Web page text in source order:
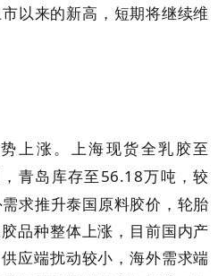
以来的新高，短期将继续维
上涨。上海现货全乳胶至
，青岛库存至 56.18万吨，较
求推升泰国原料胶价，轮胎
品种整体上涨，目前国内产
应端扰动较小，海外需求端